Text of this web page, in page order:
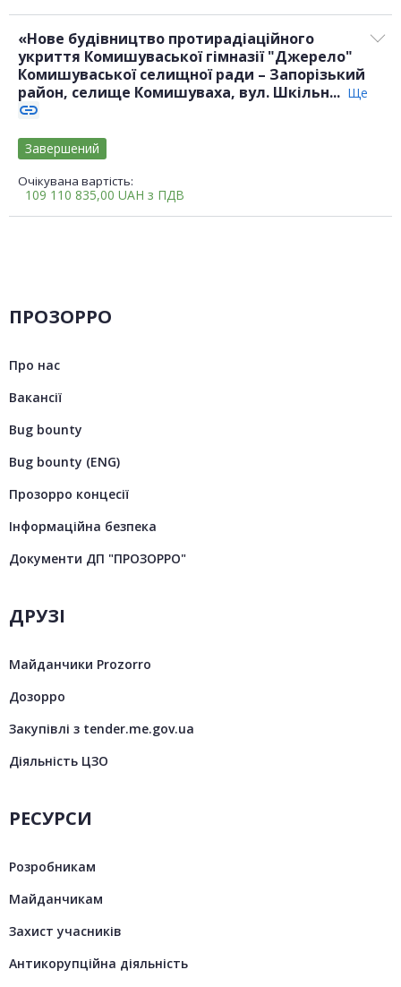
«Нове будівництво протирадіаційного
укриття Комишуваської гімназії "Джерело"
Комишуваської селищної ради – Запорізький
район, селище Комишуваха, вул. Шкільн... Ще
link
Очікувана вартість:
109 110 835,00 UAH з ПДВ
Завершений
ПРОЗОРРО
Про нас
Вакансії
Bug bounty
Bug bounty (ENG)
Прозорро концесії
Інформаційна безпека
Документи ДП "ПРОЗОРРО"
ДРУЗІ
Майданчики Prozorro
Дозорро
Закупівлі з tender.me.gov.ua
Діяльність ЦЗО
РЕСУРСИ
Розробникам
Майданчикам
Захист учасників
Антикорупційна діяльність